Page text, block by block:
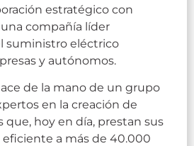
estratégico con
una compañía líder
suministro eléctrico
y autónomos.
de la mano de un grupo
en la creación de
que, hoy en día, prestan sus
a más de 40.000